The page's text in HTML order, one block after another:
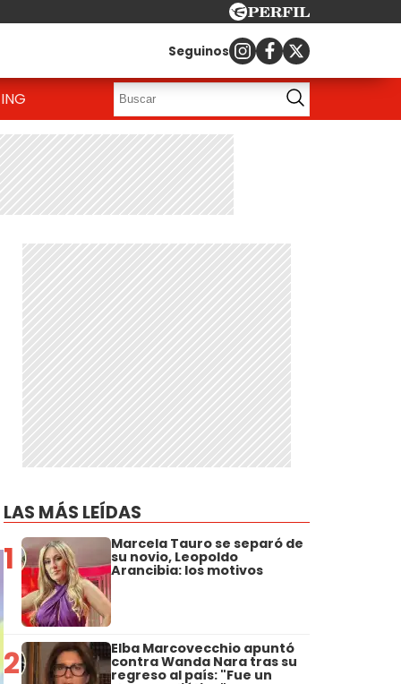
Seguinos
LAS MÁS LEÍDAS
1 Marcela Tauro se separó de
su novio, Leopoldo
Arancibia: los motivos
2 Elba Marcovecchio apuntó
contra Wanda Nara tras su
regreso al país: "Fue un